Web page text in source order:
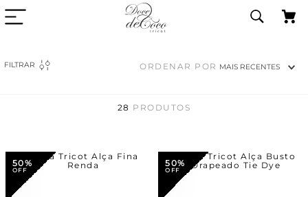
ORDENAR POR MAIS RECENTES
FILTRAR
28 PRODUTOS
50% 50%